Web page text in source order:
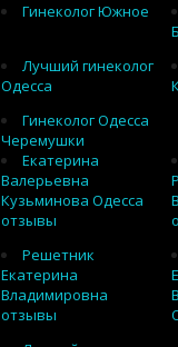
Гинеколог Южное
Лучший гинеколог
Одесса
Гинеколог Одесса
Черемушки
Екатерина
Валерьевна
Кузьминова Одесса
отзывы
Решетник
Екатерина
Владимировна
отзывы